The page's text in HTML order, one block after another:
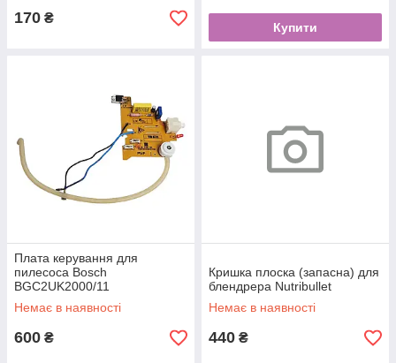
170 ₴
Купити
Плата керування для
пилесоса Bosch
BGС2UK2000/11
Немає в наявності
600 ₴
Кришка плоска (запасна) для
блендрера Nutribullet
Немає в наявності
440 ₴